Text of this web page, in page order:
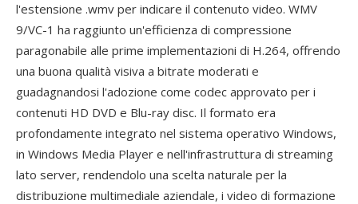
l'estensione .wmv per indicare il contenuto video. WMV
9/VC-1 ha raggiunto un'efficienza di compressione
paragonabile alle prime implementazioni di H.264, offrendo
una buona qualità visiva a bitrate moderati e
guadagnandosi l'adozione come codec approvato per i
contenuti HD DVD e Blu-ray disc. Il formato era
profondamente integrato nel sistema operativo Windows,
in Windows Media Player e nell'infrastruttura di streaming
lato server, rendendolo una scelta naturale per la
distribuzione multimediale aziendale, i video di formazione